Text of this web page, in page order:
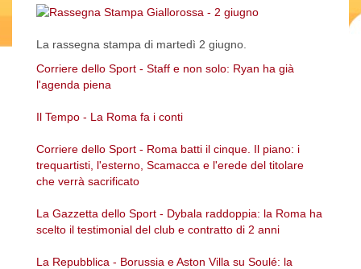
La rassegna stampa di martedì 2 giugno.
Corriere dello Sport - Staff e non solo: Ryan ha già
l'agenda piena
Il Tempo - La Roma fa i conti
Corriere dello Sport - Roma batti il cinque. Il piano: i
trequartisti, l'esterno, Scamacca e l'erede del titolare
che verrà sacrificato
La Gazzetta dello Sport - Dybala raddoppia: la Roma ha
scelto il testimonial del club e contratto di 2 anni
La Repubblica - Borussia e Aston Villa su Soulé: la